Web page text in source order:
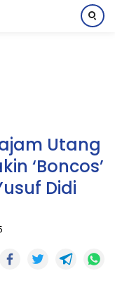
Utang
‘Boncos’
Didi